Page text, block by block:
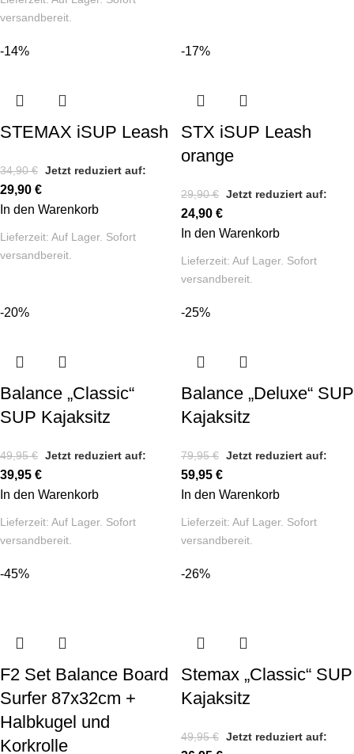
versandbereit.
-14%
STEMAX iSUP Leash
34,90€ Jetzt reduziert auf:
29,90 €
In den Warenkorb
Lieferzeit: Auf Lager. Sofort
versandbereit.
-17%
STX iSUP Leash
orange
29,90€ Jetzt reduziert auf:
24,90 €
In den Warenkorb
Lieferzeit: Auf Lager. Sofort
versandbereit.
-20%
Balance „Classic“
SUP Kajaksitz
49,95€ Jetzt reduziert auf:
39,95 €
In den Warenkorb
Lieferzeit: Auf Lager. Sofort
versandbereit.
-25%
Balance „Deluxe“ SUP
Kajaksitz
79,95€ Jetzt reduziert auf:
59,95 €
In den Warenkorb
Lieferzeit: Auf Lager. Sofort
versandbereit.
-45%
F2 Set Balance Board
Surfer 87x32cm +
Halbkugel und
Korkrolle
-26%
Stemax „Classic“ SUP
Kajaksitz
49,95€ Jetzt reduziert auf: